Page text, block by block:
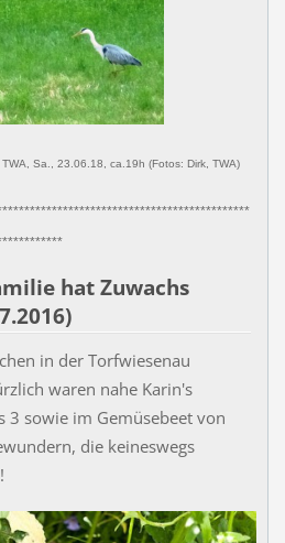
Sa., 23.06.18, ca.19h (Fotos: Dirk, TWA)
hat Zuwachs
in der Torfwiesenau
waren nahe Karin's
3 sowie im Gemüsebeet von
die keineswegs